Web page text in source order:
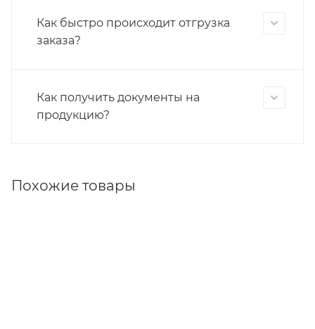
Как быстро происходит отгрузка
заказа?
Как получить документы на
продукцию?
Похожие товары